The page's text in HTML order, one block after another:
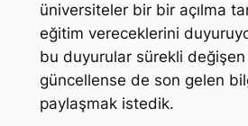
üniversiteler bir bir açılma
eğitim vereceklerini
bu duyurular sürekli
güncellense de son gelen
paylaşmak istedik.